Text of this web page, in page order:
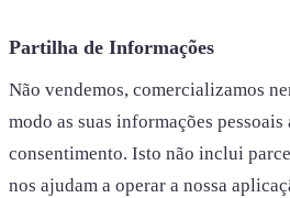
Partilha de Informações
Não vendemos, comercializamos
modo as suas informações pessoais
consentimento. Isto não inclui
nos ajudam a operar a nossa